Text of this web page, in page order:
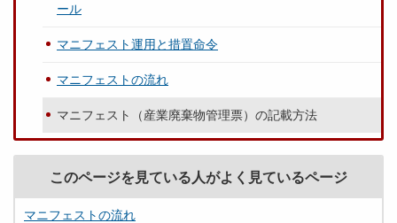
ール
マニフェスト運用と措置命令
マニフェストの流れ
マニフェスト（産業廃棄物管理票）の記載方法
このページを見ている人がよく見ているページ
マニフェストの流れ